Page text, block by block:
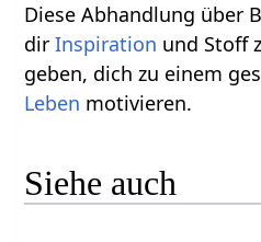
Diese Abhandlung über
dirInspiration und Stoff
geben, dich zu einem
Leben motivieren.
Siehe auch